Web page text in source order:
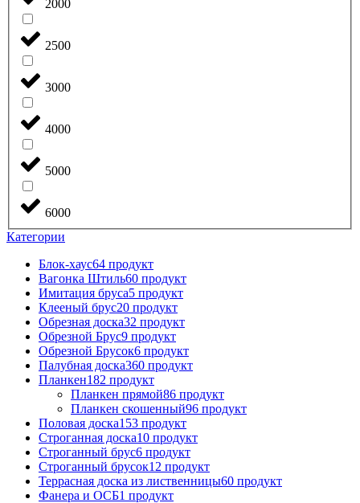
2000
2500
3000
4000
5000
6000
Категории
Блок-хаус64 продукт
Вагонка Штиль60 продукт
Имитация бруса5 продукт
Клееный брус20 продукт
Обрезная доска32 продукт
Обрезной Брус9 продукт
Обрезной Брусок6 продукт
Палубная доска360 продукт
Планкен182 продукт
Планкен прямой86 продукт
Планкен скошенный96 продукт
Половая доска153 продукт
Строганная доска10 продукт
Строганный брус6 продукт
Строганный брусок12 продукт
Террасная доска из лиственницы60 продукт
Фанера и ОСБ1 продукт